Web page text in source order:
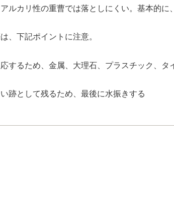
ルカリ性の重曹では落としにくい。基本的
、下記ポイントに注意。
するため、金属、大理石、プラスチック、タ
跡として残るため、最後に水振きする